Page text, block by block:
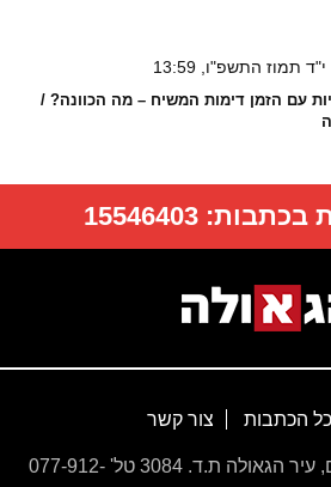
י"ד תמוז התשפ"ו, 13:59
עם הזמן דימות המשיח – מה הכוונה? /
בכתבות:15546403
כל הכתבות צור קשר
שד' עצמאות 67, בת ים, עיר הגאולה ת.ד. 3084 טל' 077-912-